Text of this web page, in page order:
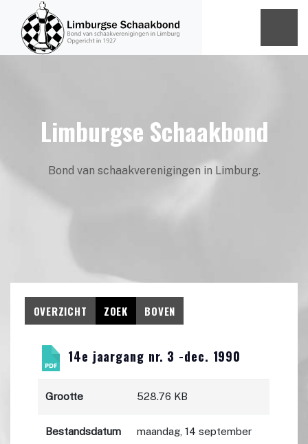
Limburgse Schaakbond
Bond van schaakverenigingen in Limburg.
OVERZICHT ZOEK BOVEN
14e jaargang nr. 3 -dec. 1990
Grootte 528.76 KB
Bestandsdatum
maandag, 14 september